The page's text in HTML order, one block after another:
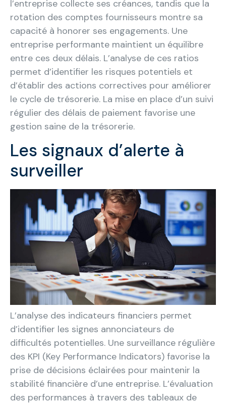
l’entreprise collecte ses créances, tandis que la
rotation des comptes fournisseurs montre sa
capacité à honorer ses engagements. Une
entreprise performante maintient un équilibre
entre ces deux délais. L’analyse de ces ratios
permet d’identifier les risques potentiels et
d’établir des actions correctives pour améliorer
le cycle de trésorerie. La mise en place d’un suivi
régulier des délais de paiement favorise une
gestion saine de la trésorerie.
Les signaux d’alerte à
surveiller
L’analyse des indicateurs financiers permet
d’identifier les signes annonciateurs de
difficultés potentielles. Une surveillance régulière
des KPI (Key Performance Indicators) favorise la
prise de décisions éclairées pour maintenir la
stabilité financière d’une entreprise. L’évaluation
des performances à travers des tableaux de